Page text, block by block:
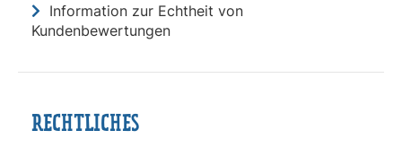
Information zur Echtheit von
Kundenbewertungen
RECHTLICHES